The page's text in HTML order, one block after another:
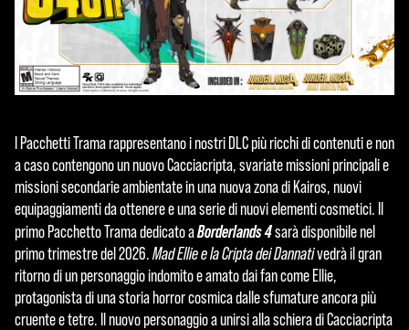
I Pacchetti Trama rappresentano i nostri DLC più ricchi di contenuti e non
a caso contengono un nuovo Cacciacripta, svariate missioni principali e
missioni secondarie ambientate in una nuova zona di Kairos, nuovi
equipaggiamenti da ottenere e una serie di nuovi elementi cosmetici. Il
primo Pacchetto Trama dedicato aBorderlands 4sarà disponibile nel
primo trimestre del 2026.Mad Ellie e la Cripta dei Dannativedrà il gran
ritorno di un personaggio indomito e amato dai fan come Ellie,
protagonista di una storia horror cosmica dalle sfumature ancora più
cruente e tetre. Il nuovo personaggio a unirsi alla schiera di Cacciacripta